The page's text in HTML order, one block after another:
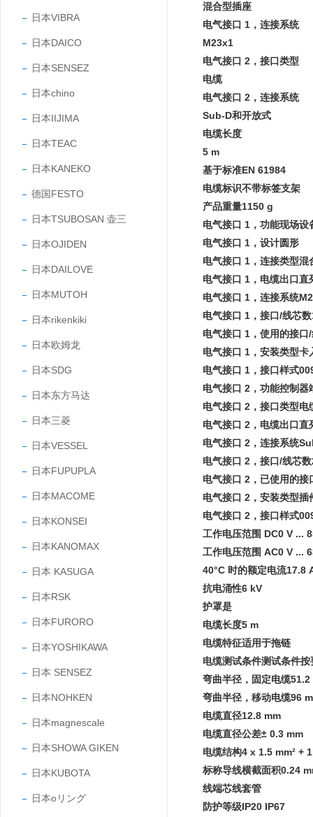
日本VIBRA
日本DAICO
日本SENSEZ
日本chino
日本IIJIMA
日本TEAC
日本KANEKO
德国FESTO
日本TSUBOSAN 壶三
日本OJIDEN
日本DAILOVE
日本MUTOH
日本rikenkiki
日本欧姆龙
日本SDG
日本东方马达
日本三菱
日本VESSEL
日本FUPUPLA
日本MACOME
日本KONSEI
日本KANOMAX
日本 KASUGA
日本RSK
日本FURORO
日本YOSHIKAWA
日本 SENSEZ
日本NOHKEN
日本magnescale
日本SHOWA GIKEN
日本KUBOTA
日本oリング
混合型插座
电气接口 1，连接系统
M23x1
电气接口 2，接口类型
电缆
电气接口 2，连接系统
Sub-D和开放式
电缆长度
5 m
基于标准EN 61984
电缆标识不带标签支架
产品重量1150 g
电气接口 1，功能现场设
电气接口 1，设计圆形
电气接口 1，连接类型混
电气接口 1，电缆出口直
电气接口 1，连接系统
电气接口 1，接口/线芯
电气接口 1，使用的接口
电气接口 1，安装类型卡
电气接口 1，接口样式
电气接口 2，功能控制器
电气接口 2，接口类型电
电气接口 2，电缆出口直
电气接口 2，连接系统
电气接口 2，接口/线芯
电气接口 2，已使用的接
电气接口 2，安装类型插
电气接口 2，接口样式
工作电压范围 DC0 V ...
工作电压范围 AC0 V ...
40°C 时的额定电流17.8
抗电涌性6 kV
护罩是
电缆长度5 m
电缆特征适用于拖链
电缆测试条件测试条件按
弯曲半径，固定电缆51.2
弯曲半径，移动电缆96
电缆直径12.8 mm
电缆直径公差± 0.3 mm
电缆结构4 x 1.5 mm² +
标称导线横截面积0.24
线端芯线套管
防护等级IP20 IP67